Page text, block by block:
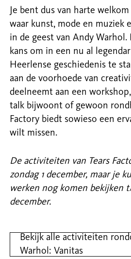
Je bent dus van harte
waar kunst, mode en muziek
in de geest van Andy
kans om in een nu al
Heerlense geschiedenis te
aan de voorhoede van
deelneemt aan een
talk bijwoont of gewoon
Factory biedt sowieso een
wilt missen.
De activiteiten van Tears
zondag 1 december, maar je
werken nog komen bekijken
december.
Bekijk alle activiteiten
Warhol: Vanitas